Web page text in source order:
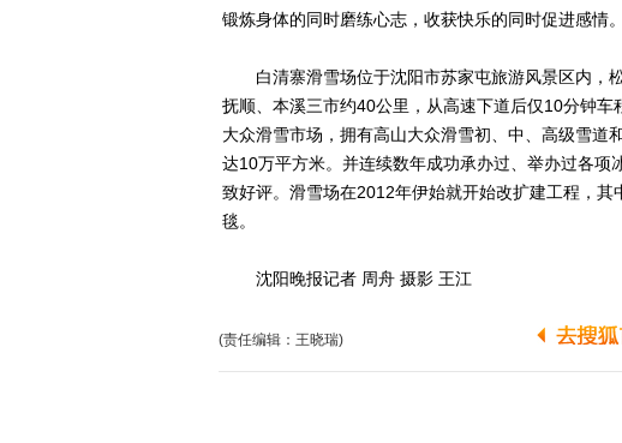
锻炼身体的同时磨练心志，收获快乐的同时促进感情
白清寨滑雪场位于沈阳市苏家屯旅游风景区内，松
抚顺、本溪三市约40公里，从高速下道后仅10分钟
大众滑雪市场，拥有高山大众滑雪初、中、高级雪道
达10万平方米。并连续数年成功承办过、举办过各
致好评。滑雪场在2012年伊始就开始改扩建工程，
毯。
沈阳晚报记者 周舟 摄影 王江
(责任编辑：王晓瑞)